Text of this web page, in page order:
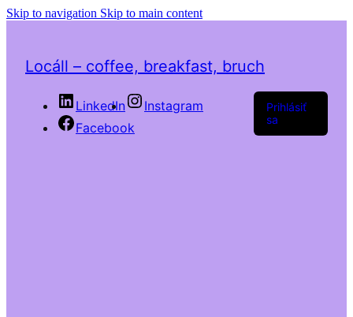
Skip to navigation Skip to main content
Locáll – coffee, breakfast, bruch
LinkedIn
Instagram
Facebook
Prihlásiť
sa